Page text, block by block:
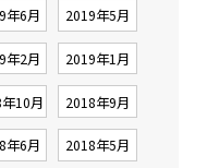
年6月 2019年5月
年2月 2019年1月
10月 2018年9月
年6月 2018年5月